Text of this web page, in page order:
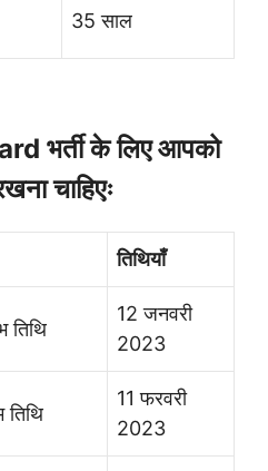
35 साल
भर्ती के लिए आपको
चाहिएः
तिथियाँ
तिथि
12 जनवरी
2023
11 फरवरी
2023